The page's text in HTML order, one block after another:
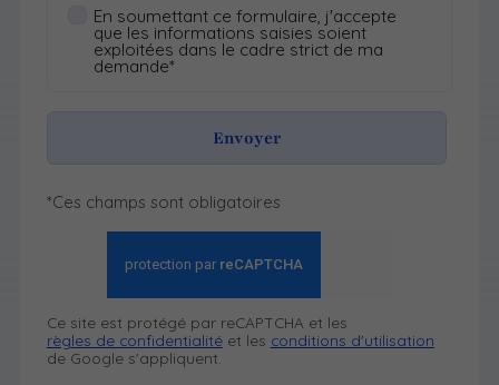
En soumettant ce formulaire, j'accepte
que les informations saisies soient
exploitées dans le cadre strict de ma
demande*
Envoyer
*Ces champs sont obligatoires
Ce site est protégé par reCAPTCHA et les
règles de confidentialitéet les conditions d'utilisation
de Google s'appliquent.